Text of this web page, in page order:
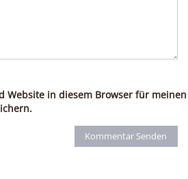
Website in diesem Browser für meinen